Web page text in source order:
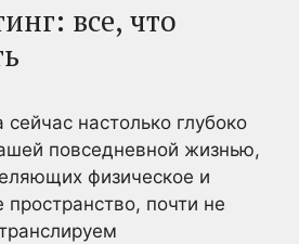
все, что
настолько глубоко
повседневной жизнью,
физическое и
пространство, почти не